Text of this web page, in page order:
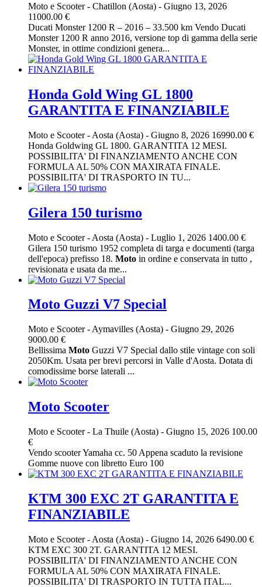
Moto e Scooter- Chatillon (Aosta) - Giugno 13, 2026
11000.00 €
Ducati Monster 1200 R – 2016 – 33.500 km Vendo Ducati
Monster 1200 R anno 2016, versione top di gamma della serie
Monster, in ottime condizioni genera...
Honda Gold Wing GL 1800
GARANTITA E FINANZIABILE
Moto e Scooter- Aosta (Aosta) - Giugno 8, 2026 16990.00 €
Honda Goldwing GL 1800. GARANTITA 12 MESI.
POSSIBILITA' DI FINANZIAMENTO ANCHE CON
FORMULA AL 50% CON MAXIRATA FINALE.
POSSIBILITA' DI TRASPORTO IN TU...
Gilera 150 turismo
Moto e Scooter- Aosta (Aosta) - Luglio 1, 2026 1400.00 €
Gilera 150 turismo 1952 completa di targa e documenti (targa
dell'epoca) prefisso 18. Moto in ordine e conservata in tutto ,
revisionata e usata da me...
Moto Guzzi V7 Special
Moto e Scooter- Aymavilles (Aosta) - Giugno 29, 2026
9000.00 €
Bellissima Moto Guzzi V7 Special dallo stile vintage con soli
2050Km. Usata per brevi percorsi in Valle d'Aosta. Dotata di
comodissime borse laterali ...
Moto Scooter
Moto e Scooter- La Thuile (Aosta) - Giugno 15, 2026 100.00
€
Vendo scooter Yamaha cc. 50 Appena scaduto la revisione
Gomme nuove con libretto Euro 100
KTM 300 EXC 2T GARANTITA E
FINANZIABILE
Moto e Scooter- Aosta (Aosta) - Giugno 14, 2026 6490.00 €
KTM EXC 300 2T. GARANTITA 12 MESI.
POSSIBILITA' DI FINANZIAMENTO ANCHE CON
FORMULA AL 50% CON MAXIRATA FINALE.
POSSIBILITA' DI TRASPORTO IN TUTTA ITAL...